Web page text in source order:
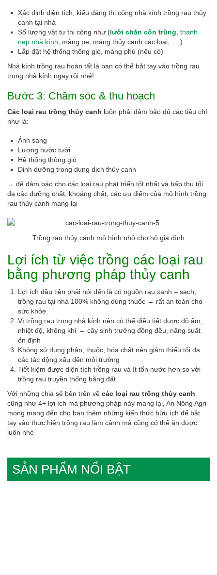
Xác định diện tích, kiểu dáng thi công nhà kính trồng rau thủy
canh tại nhà
Số lượng vật tư thi công như (lưới chắn côn trùng ,thanh
nẹp nhà kính , màng pe, máng thủy canh các loại, ….)
Lắp đặt hệ thống thông gió, màng phủ (nếu có)
Nhà kính trồng rau hoàn tất là bạn có thể bắt tay vào trồng rau
trong nhà kính ngay rồi nhé!
Bước 3: Chăm sóc & thu hoạch
Các loại rau trồng thủy canh luôn phải đảm bảo đủ các tiêu chí
như là:
Ánh sáng
Lượng nước tưới
Hệ thống thông gió
Dinh dưỡng trong dung dịch thủy canh
→ để đảm bảo cho các loại rau phát triển tốt nhất và hấp thu tối
đa các dưỡng chất, khoáng chất, các ưu điểm của mô hình trồng
rau thủy canh mang lại
Trồng rau thủy canh mô hình nhỏ cho hộ gia đình
Lợi ích từ việc trồng các loại rau
bằng phương pháp thủy canh
Lợi ích đầu tiên phải nói đến là có nguồn rau xanh – sạch,
trồng rau tại nhà 100% không dùng thuốc → rất an toàn cho
sức khỏe
Vì trồng rau trong nhà kính nên có thể điều tiết được độ ẩm,
nhiệt độ, không khí → cây sinh trưởng đồng đều, năng suất
ổn định
Không sử dụng phân, thuốc, hóa chất nên giảm thiểu tối đa
các tác động xấu đến môi trường
Tiết kiệm được diện tích trồng rau và ít tốn nước hơn so với
trồng rau truyền thống bằng đất
Với những chia sẻ bên trên về các loại rau trồng thủy canh
cũng như 4+ lợi ích mà phương pháp này mang lại, An Nông Agri
mong mang đến cho bạn thêm những kiến thức hữu ích để bắt
tay vào thực hiện trồng rau làm cảnh mà cũng có thể ăn được
luôn nhé
SẢN PHẨM NỔI BẬT